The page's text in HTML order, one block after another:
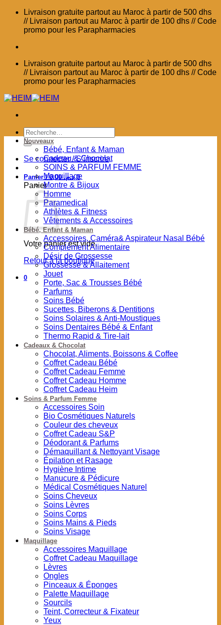
Passer
contenu
Livraison gratuite partout au Maroc à partir de 500 dhs
// Livraison partout au Maroc à partir de 100 dhs // Code
promo pour les Parapharmacies
Livraison gratuite partout au Maroc à partir de 500 dhs
// Livraison partout au Maroc à partir de 100 dhs // Code
promo pour les Parapharmacies
Recherche
pour :
Se connecter / S’inscrire
Panier / د.م.0,00 0
Panier
Votre panier est vide.
Retour à la boutique
0
Nouveaux
Bébé, Enfant & Maman
Cadeau & Chocolat
SOINS & PARFUM FEMME
Maquillage
Montre & Bijoux
Homme
Paramedical
Athlètes & Fitness
Vêtements & Accessoires
Bébé, Enfant & Maman
Accessoires, Caméra& Aspirateur Nasal Bébé
Complément Alimentaire
Désir de Grossesse
Grossesse & Allaitement
Jouet
Porte, Sac & Trousses Bébé
Parfums
Soins Bébé
Sucettes, Biberons & Dentitions
Soins Solaires & Anti-Moustiques
Soins Dentaires Bébé & Enfant
Thermo Rapid & Tire-lait
Cadeaux & Chocolat
Chocolat, Aliments, Boissons & Coffee
Coffret Cadeau Bébé
Coffret Cadeau Femme
Coffret Cadeau Homme
Coffret Cadeau Heim
Soins & Parfum Femme
Accessoires Soin
Bio Cosmétiques Naturels
Couleur des cheveux
Coffret Cadeau S&P
Déodorant & Parfums
Démaquillant & Nettoyant Visage
Épilation et Rasage
Hygiène Intime
Manucure & Pédicure
Médical Cosmétiques Naturel
Soins Cheveux
Soins Lèvres
Soins Corps
Soins Mains & Pieds
Soins Visage
Maquillage
Accessoires Maquillage
Coffret Cadeau Maquillage
Lèvres
Ongles
Pinceaux & Éponges
Palette Maquillage
Sourcils
Teint, Correcteur & Fixateur
Yeux